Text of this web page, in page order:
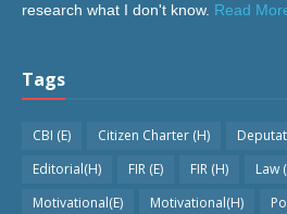
research what I don't know. Read
Tags
CBI (E) Citizen Charter (H)
Editorial(H)
FIR (E) FIR (H) Law
Motivational(E)
Motivational(H)